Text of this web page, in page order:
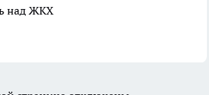
над ЖКХ